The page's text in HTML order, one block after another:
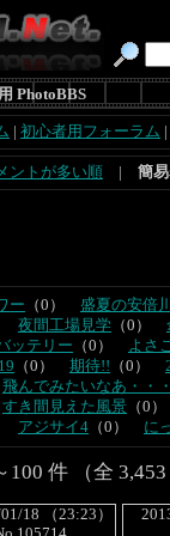
PhotoBBS
初心者用フォーラム
ントが多い順 簡
ー （0） 盛夏の安倍
夜間工場見学 （0）
ッテリー （0） よさ
（0） 期待!! （0）
飛んでみたいなあ・・・
すき間見えた風景 （0
アジサイ4 （0） に
100 件 （全
18 （23:23）